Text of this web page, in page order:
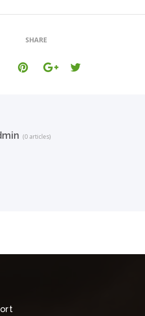
SHARE
(0 articles)